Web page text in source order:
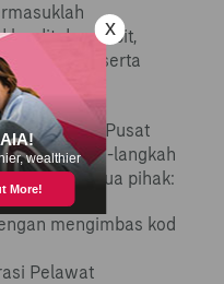
kredit dan debit,
caruman serta
anda.
di kaunter Pusat
langkah-langkah
semua pihak:
mengimbas kod
Pelawat